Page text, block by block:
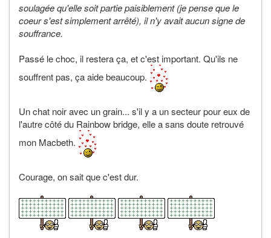
soulagée qu'elle soit partie paisiblement (je pense que le
coeur s'est simplement arrêté), il n'y avait aucun signe de
souffrance.
Passé le choc, il restera ça, et c'est important. Qu'ils ne
souffrent pas, ça aide beaucoup.
Un chat noir avec un grain... s'il y a un secteur pour eux de
l'autre côté du Rainbow bridge, elle a sans doute retrouvé
mon Macbeth.
Courage, on sait que c'est dur.